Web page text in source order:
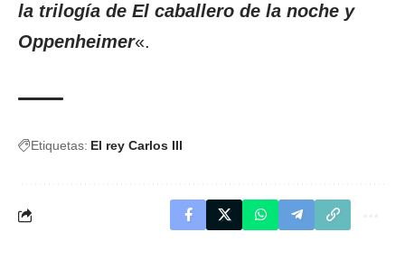
la trilogía de El caballero de la noche y
Oppenheimer«.
Etiquetas: El rey Carlos III